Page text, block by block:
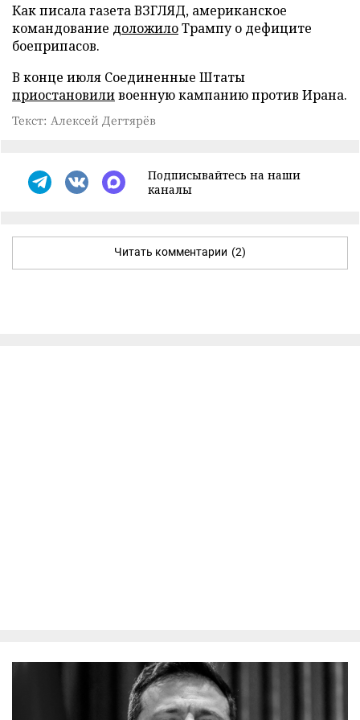
Как писала газета ВЗГЛЯД, американское
командование доложилоТрампу о дефиците
боеприпасов.
В конце июля Соединенные Штаты
приостановиливоенную кампанию против Ирана.
Текст: Алексей Дегтярёв
Подписывайтесь на наши
каналы
Читать комментарии (2)